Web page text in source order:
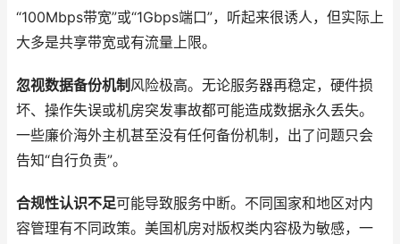
“100Mbps带宽”或“1Gbps端口”，听起来很诱人，但实际上
大多是共享带宽或有流量上限。
忽视数据备份机制 风险极高。无论服务器再稳定，硬件损
坏、操作失误或机房突发事故都可能造成数据永久丢失。
一些廉价海外主机甚至没有任何备份机制，出了问题只会
告知“自行负责”。
合规性认识不足可能导致服务中断。不同国家和地区对内
容管理有不同政策。美国机房对版权类内容极为敏感，一